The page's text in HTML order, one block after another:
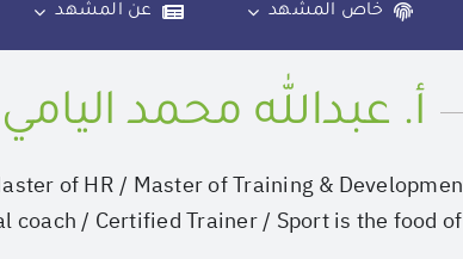
خاص المشهد عن المشهد
أ. عبدالله محمد اليامي
of HR / Master of Training &
coach / Certified Trainer / Sport is the food of